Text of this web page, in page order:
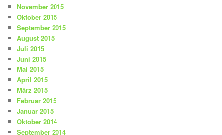
November 2015
Oktober 2015
September 2015
August 2015
Juli 2015
Juni 2015
Mai 2015
April 2015
März 2015
Februar 2015
Januar 2015
Oktober 2014
September 2014